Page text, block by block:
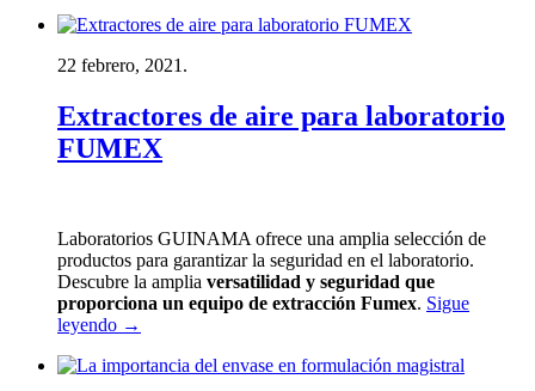
22 febrero, 2021.
Extractores de aire para laboratorio
FUMEX
Laboratorios GUINAMA ofrece una amplia selección de
productos para garantizar la seguridad en el laboratorio.
Descubre la amplia versatilidad y seguridad que
proporciona un equipo de extracción Fumex. Sigue
leyendo →